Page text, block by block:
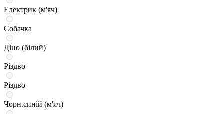
Електрик (м'яч)
Собачка
Діно (білий)
Різдво
Різдво
Чорн.синій (м'яч)